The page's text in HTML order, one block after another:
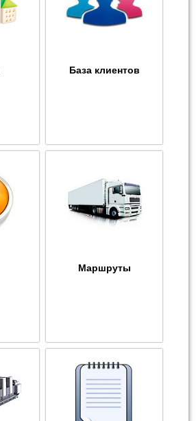
База клиентов
Маршруты